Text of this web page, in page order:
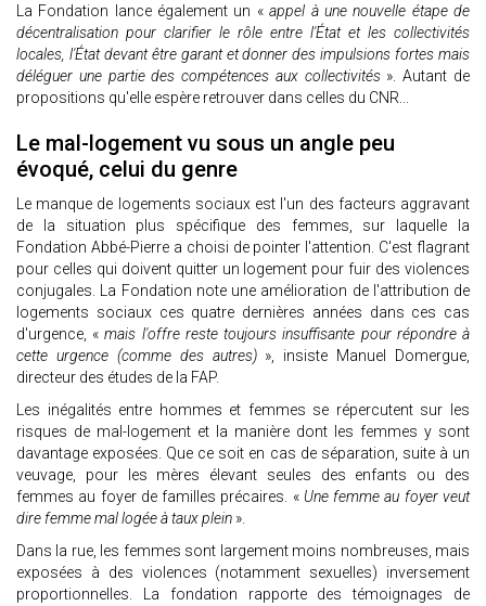
La Fondation lance également un «appel à une nouvelle étape de
décentralisation pour clarifier le rôle entre l'État et les collectivités
locales, l'État devant être garant et donner des impulsions fortes mais
déléguer une partie des compétences aux collectivités ». Autant de
propositions qu'elle espère retrouver dans celles du CNR...
Le mal-logement vu sous un angle peu
évoqué, celui du genre
Le manque de logements sociaux est l'un des facteurs aggravant
de la situation plus spécifique des femmes, sur laquelle la
Fondation Abbé-Pierre a choisi de pointer l'attention. C'est flagrant
pour celles qui doivent quitter un logement pour fuir des violences
conjugales. La Fondation note une amélioration de l'attribution de
logements sociaux ces quatre dernières années dans ces cas
d'urgence, «mais l'offre reste toujours insuffisante pour répondre à
cette urgence (comme des autres) », insiste Manuel Domergue,
directeur des études de la FAP.
Les inégalités entre hommes et femmes se répercutent sur les
risques de mal-logement et la manière dont les femmes y sont
davantage exposées. Que ce soit en cas de séparation, suite à un
veuvage, pour les mères élevant seules des enfants ou des
femmes au foyer de familles précaires. « Une femme au foyer veut
dire femme mal logée à taux plein ».
Dans la rue, les femmes sont largement moins nombreuses, mais
exposées à des violences (notamment sexuelles) inversement
proportionnelles. La fondation rapporte des témoignages de